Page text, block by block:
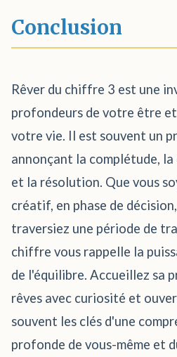
Conclusion
Rêver du chiffre 3 est une
profondeurs de votre être et
votre vie. Il est souvent un
annonçant la complétude,
et la résolution. Que vous
créatif, en phase de
traversiez une période de
chiffre vous rappelle la
de l'équilibre. Accueillez sa
rêves avec curiosité et
souvent les clés d'une
profonde de vous-même et